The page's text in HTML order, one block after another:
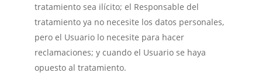
tratamiento sea ilícito; el Responsable del
tratamiento ya no necesite los datos personales,
pero el Usuario lo necesite para hacer
reclamaciones; y cuando el Usuario se haya
opuesto al tratamiento.